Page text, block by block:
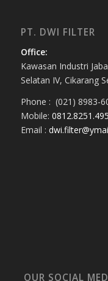
PT. DWI FILTER
Office:
Kawasan Industri
Selatan IV, Cikarang
Phone : (021) 8983-
Mobile:
Email :
OUR SOCIAL